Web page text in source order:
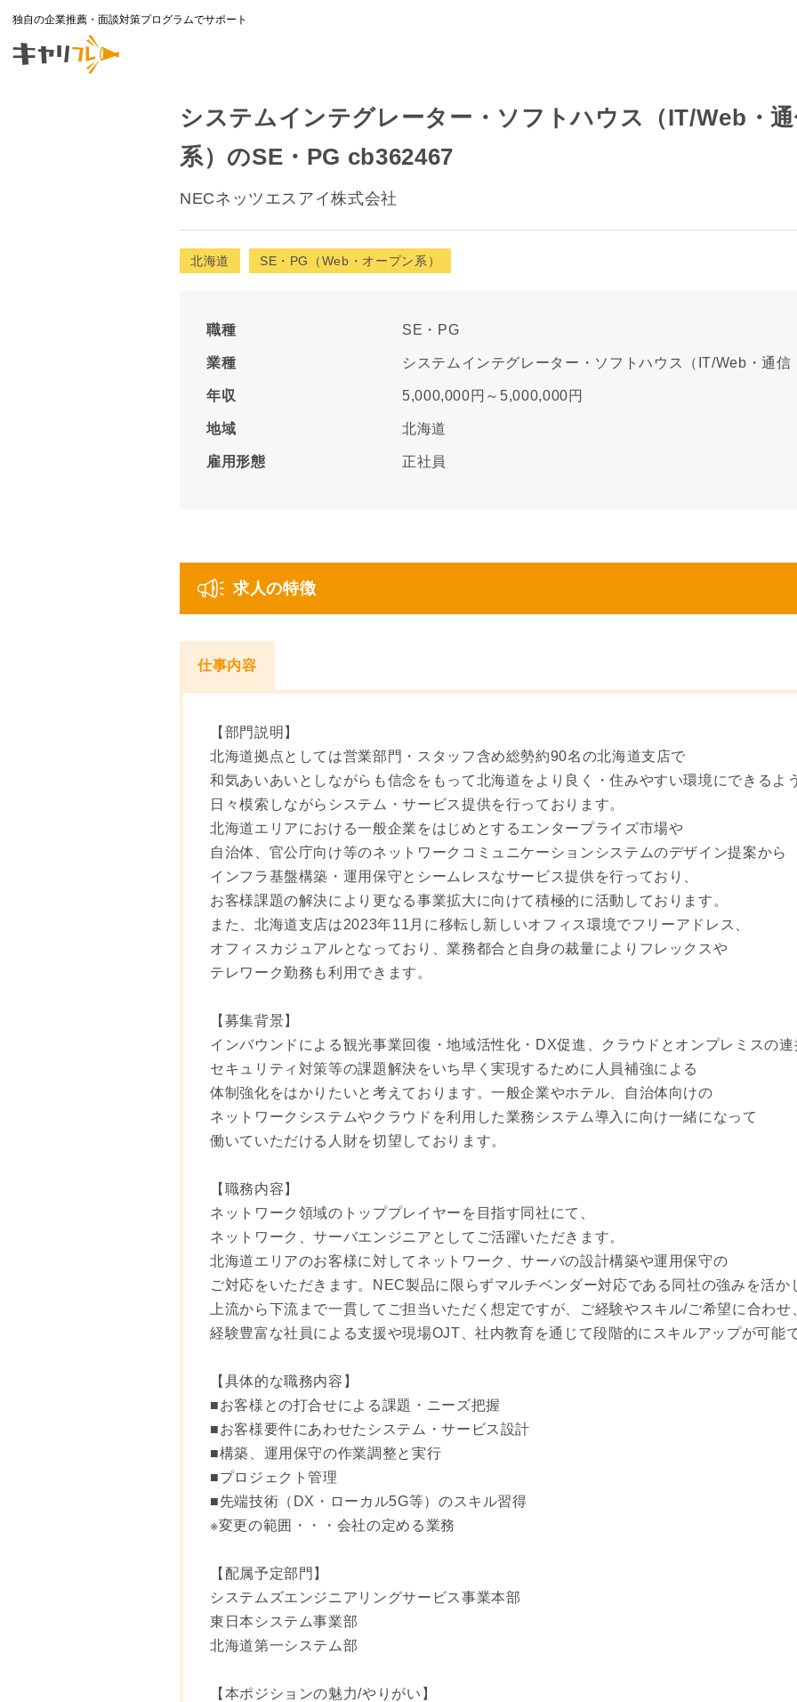
独自の企業推薦・面談対策プログラムでサポート
システムインテグレーター・ソフトハウス（IT/Web・
系）のSE・PG cb362467
NECネッツエスアイ株式会社
北海道 SE・PG（Web・オープン系）
職種 SE・PG
業種 システムインテグレーター・ソフトハウス（IT/Web・通
年収 5,000,000円～5,000,000円
地域 北海道
雇用形態 正社員
求人の特徴
仕事内容
【部門説明】
北海道拠点としては営業部門・スタッフ含め総勢約90名の北海道支店で
和気あいあいとしながらも信念をもって北海道をより良く・住みやすい環境にできるよ
日々模索しながらシステム・サービス提供を行っております。
北海道エリアにおける一般企業をはじめとするエンタープライズ市場や
自治体、官公庁向け等のネットワークコミュニケーションシステムのデザイン提案から
インフラ基盤構築・運用保守とシームレスなサービス提供を行っており、
お客様課題の解決により更なる事業拡大に向けて積極的に活動しております。
また、北海道支店は2023年11月に移転し新しいオフィス環境でフリーアドレス、
オフィスカジュアルとなっており、業務都合と自身の裁量によりフレックスや
テレワーク勤務も利用できます。
【募集背景】
インバウンドによる観光事業回復・地域活性化・DX促進、クラウドとオンプレミスの連
セキュリティ対策等の課題解決をいち早く実現するために人員補強による
体制強化をはかりたいと考えております。一般企業やホテル、自治体向けの
ネットワークシステムやクラウドを利用した業務システム導入に向け一緒になって
働いていただける人財を切望しております。
【職務内容】
ネットワーク領域のトッププレイヤーを目指す同社にて、
ネットワーク、サーバエンジニアとしてご活躍いただきます。
北海道エリアのお客様に対してネットワーク、サーバの設計構築や運用保守の
ご対応をいただきます。NEC製品に限らずマルチベンダー対応である同社の強みを活か
上流から下流まで一貫してご担当いただく想定ですが、ご経験やスキル/ご希望に合わせ
経験豊富な社員による支援や現場OJT、社内教育を通じて段階的にスキルアップが可能
【具体的な職務内容】
■お客様との打合せによる課題・ニーズ把握
■お客様要件にあわせたシステム・サービス設計
■構築、運用保守の作業調整と実行
■プロジェクト管理
■先端技術（DX・ローカル5G等）のスキル習得
※変更の範囲・・・会社の定める業務
【配属予定部門】
システムズエンジニアリングサービス事業本部
東日本システム事業部
北海道第一システム部
【本ポジションの魅力/やりがい】